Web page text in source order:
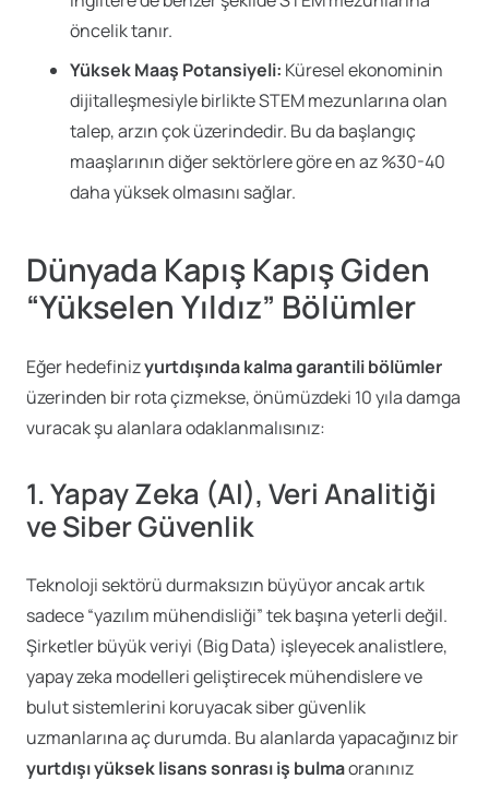
öncelik tanır.
Yüksek Maaş Potansiyeli: Küresel ekonominin
dijitalleşmesiyle birlikte STEM mezunlarına olan
talep, arzın çok üzerindedir. Bu da başlangıç
maaşlarının diğer sektörlere göre en az %30-40
daha yüksek olmasını sağlar.
Dünyada Kapış Kapış Giden
“Yükselen Yıldız” Bölümler
Eğer hedefinizyurtdışında kalma garantili bölümler
üzerinden bir rota çizmekse, önümüzdeki 10 yıla damga
vuracak şu alanlara odaklanmalısınız:
1. Yapay Zeka (AI), Veri Analitiği
ve Siber Güvenlik
Teknoloji sektörü durmaksızın büyüyor ancak artık
sadece “yazılım mühendisliği” tek başına yeterli değil.
Şirketler büyük veriyi (Big Data) işleyecek analistlere,
yapay zeka modelleri geliştirecek mühendislere ve
bulut sistemlerini koruyacak siber güvenlik
uzmanlarına aç durumda. Bu alanlarda yapacağınız bir
yurtdışı yüksek lisans sonrası iş bulmaoranınız